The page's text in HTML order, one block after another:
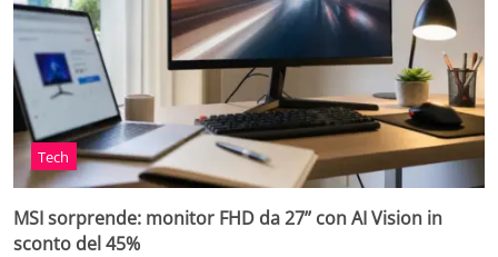
Tech
MSI sorprende: monitor FHD da 27’’ con AI Vision in
sconto del 45%